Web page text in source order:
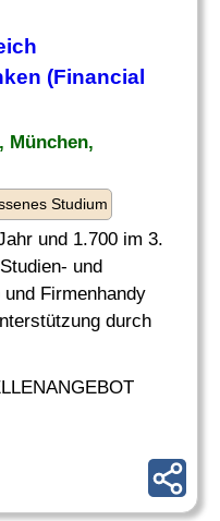
(Financial
München,
Studium
und 1.700 im 3.
und
Firmenhandy
durch